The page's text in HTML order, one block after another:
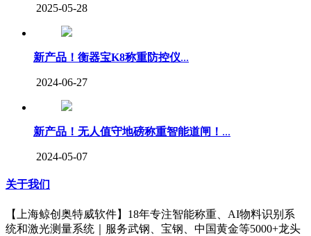
2025-05-28
新产品！衡器宝K8称重防控仪...
2024-06-27
新产品！无人值守地磅称重智能道闸！ ...
2024-05-07
关于我们
【上海鲸创奥特威软件】18年专注智能称重、AI物料识别系
统和激光测量系统｜服务武钢、宝钢、中国黄金等5000+龙头